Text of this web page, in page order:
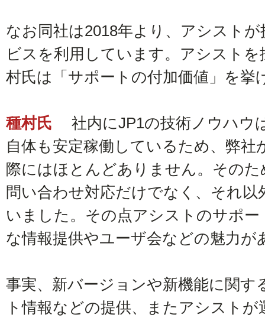
なお同社は2018年より、アシスト
ビスを利用しています。アシスト
村氏は「サポートの付加価値」を挙
種村氏
社内にJP1の技術ノウハウ
自体も安定稼働しているため、弊
際にはほとんどありません。その
問い合わせ対応だけでなく、それ
いました。その点アシストのサポ
な情報提供やユーザ会などの魅力が
事実、新バージョンや新機能に関す
ト情報などの提供、またアシスト